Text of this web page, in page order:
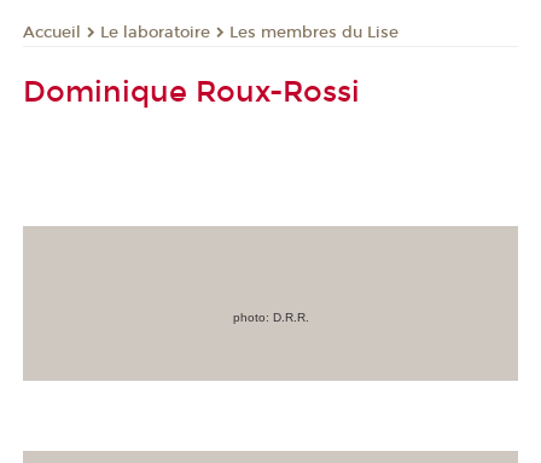
Accueil Le laboratoire Les membres du Lise
Dominique Roux-Rossi
photo: D.R.R.